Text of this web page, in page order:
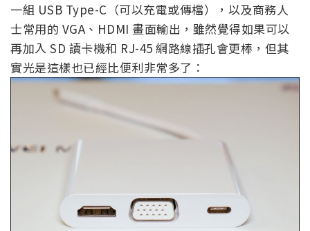
一組 USB Type-C（可以充電或傳檔），以及商務人
士常用的 VGA、HDMI 畫面輸出，雖然覺得如果可以
再加入 SD 讀卡機和 RJ-45 網路線插孔會更棒，但其
實光是這樣也已經比便利非常多了：